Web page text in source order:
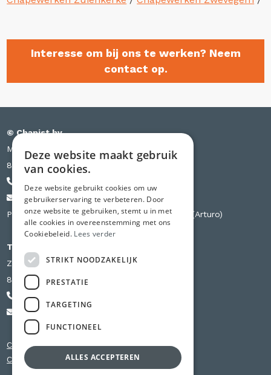
Interesse om bij ons te werken? Neem
contact op.
© Chapist bv
Meensesteenweg 385 bus S03
8501 Kortrijk
info@chapist.be
Partner van Knauf, Weber, Betopor, Uzin Utz (Arturo)
Tweede vestiging
Zilverbergstraat 240 D
8800 Roeselare
+32 56 980 741
info@chapist.be
Chapewerken Oost-Vlaanderen
Chapewerken West-Vlaanderen
Deze website maakt gebruik
van cookies.
Deze website gebruikt cookies om uw
gebruikerservaring te verbeteren. Door
onze website te gebruiken, stemt u in met
alle cookies in overeenstemming met ons
Cookiebeleid. Lees verder
STRIKT NOODZAKELIJK
PRESTATIE
TARGETING
FUNCTIONEEL
ALLES ACCEPTEREN